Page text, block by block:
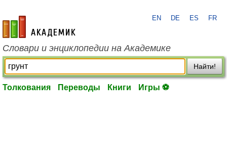
academic.ru
EN DE ES FR
Словари и энциклопедии на Академике
Найти!
Толкования Переводы Книги Игры ⚽